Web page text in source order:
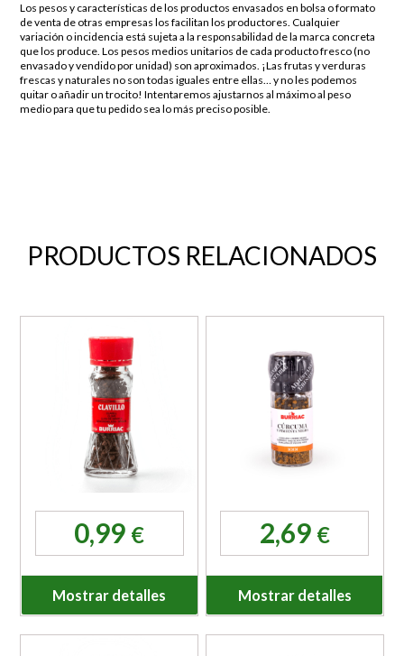
Los pesos y características de los productos envasados en bolsa o formato
de venta de otras empresas los facilitan los productores. Cualquier
variación o incidencia está sujeta a la responsabilidad de la marca concreta
que los produce. Los pesos medios unitarios de cada producto fresco (no
envasado y vendido por unidad) son aproximados. ¡Las frutas y verduras
frescas y naturales no son todas iguales entre ellas… y no les podemos
quitar o añadir un trocito! Intentaremos ajustarnos al máximo al peso
medio para que tu pedido sea lo más preciso posible.
PRODUCTOS RELACIONADOS
0,99 €
Mostrar detalles
2,69 €
Mostrar detalles